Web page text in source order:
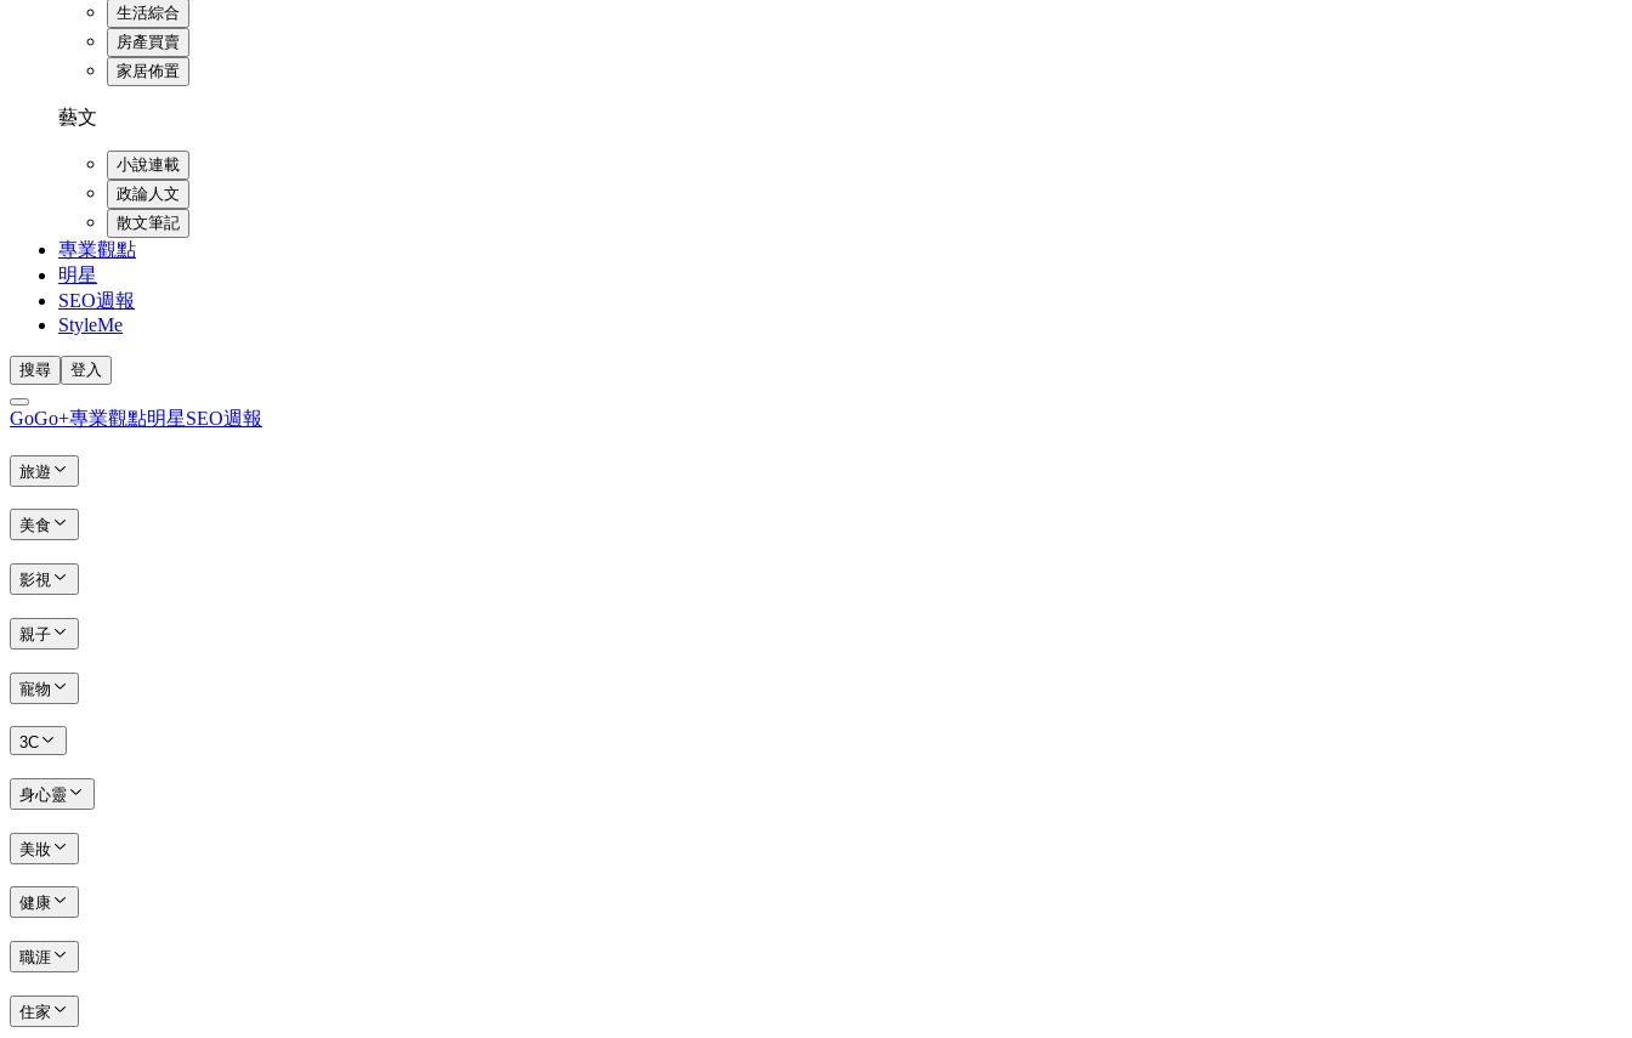
生活綜合
房產買賣
家居佈置
藝文
小說連載
政論人文
散文筆記
專業觀點
明星
SEO週報
StyleMe
搜尋 登入
GoGo+專業觀點明星SEO週報
旅遊
美食
影視
親子
寵物
3C
身心靈
美妝
健康
職涯
住家